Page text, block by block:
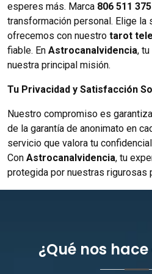
esperes más. Marca 806 511 375
transformación personal. Elige la
ofrecemos con nuestro tarot
fiable. En Astrocanalvidencia,
nuestra principal misión.
Tu Privacidad y Satisfacción
Nuestro compromiso es
de la garantía de anonimato en
servicio que valora tu
Con Astrocanalvidencia, tu
protegida por nuestras rigurosas
¿Qué nos